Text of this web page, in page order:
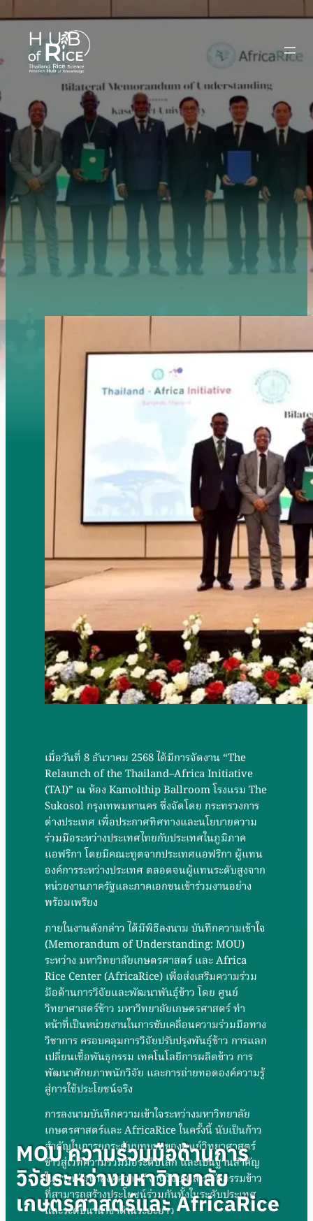
ข้าม
เนื้อหา
MOU ความร่วมมือด้านการ
วิจัยระหว่างมหาวิทยาลัย
เกษตรศาสตร์และ AfricaRice
เมื่อวันที่ 8 ธันวาคม 2568 ได้มีการจัดงาน “The
Relaunch of the Thailand–Africa Initiative
(TAI)” ณ ห้อง Kamolthip Ballroom โรงแรม The
Sukosol กรุงเทพมหานคร ซึ่งจัดโดย กระทรวงการ
ต่างประเทศ เพื่อประกาศทิศทางและนโยบายความ
ร่วมมือระหว่างประเทศไทยกับประเทศในภูมิภาค
แอฟริกา โดยมีคณะทูตจากประเทศแอฟริกา ผู้แทน
องค์การระหว่างประเทศ ตลอดจนผู้แทนระดับสูงจาก
หน่วยงานภาครัฐและภาคเอกชนเข้าร่วมงานอย่าง
พร้อมเพรียง
ภายในงานดังกล่าว ได้มีพิธีลงนาม บันทึกความเข้าใจ
(Memorandum of Understanding: MOU)
ระหว่าง มหาวิทยาลัยเกษตรศาสตร์ และ Africa
Rice Center (AfricaRice) เพื่อส่งเสริมความร่วม
มือด้านการวิจัยและพัฒนาพันธุ์ข้าว โดย ศูนย์
วิทยาศาสตร์ข้าว มหาวิทยาลัยเกษตรศาสตร์ ทำ
หน้าที่เป็นหน่วยงานในการขับเคลื่อนความร่วมมือทาง
วิชาการ ครอบคลุมการวิจัยปรับปรุงพันธุ์ข้าว การแลก
เปลี่ยนเชื้อพันธุกรรม เทคโนโลยีการผลิตข้าว การ
พัฒนาศักยภาพนักวิจัย และการถ่ายทอดองค์ความรู้
สู่การใช้ประโยชน์จริง
การลงนามบันทึกความเข้าใจระหว่างมหาวิทยาลัย
เกษตรศาสตร์และ AfricaRice ในครั้งนี้ นับเป็นก้าว
สำคัญในการยกระดับบทบาทของศูนย์วิทยาศาสตร์
ข้าวสู่เวทีความร่วมมือระดับโลก และเป็นฐานสำคัญ
ในการพัฒนาองค์ความรู้ งานวิจัย และนวัตกรรมข้าว
ที่สามารถสร้างประโยชน์ร่วมกันทั้งในระดับประเทศ
และระดับนานาชาติในระยะยาว